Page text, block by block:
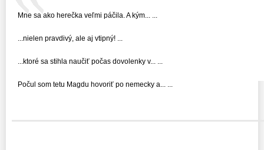
Mne sa ako herečka veľmi páčila. A kým... ...
...nielen pravdivý, ale aj vtipný! ...
...ktoré sa stihla naučiť počas dovolenky v... ...
Počul som tetu Magdu hovoriť po nemecky a... ...